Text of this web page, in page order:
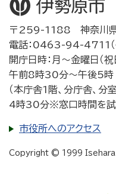
〒259-1188 神奈川県
電話：0463-94-4711（
開庁日時：月～金曜日（
午前8時30分～午後5時
（本庁舎1階、分庁舎、
4時30分※窓口時間を試
市役所へのアクセス
Copyright © 1999